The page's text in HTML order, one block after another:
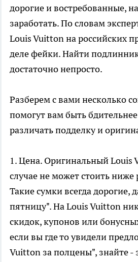
дорогие и востребованные,
заработать. По словам
Louis Vuitton на российских
деле фейки. Найти
достаточно непросто.
Разберем с вами несколько
помогут вам быть
различать подделку и
1. Цена. Оригинальный Louis
случае не может стоить
Такие сумки всегда дорогие,
пятницу". На Louis Vuitton
скидок, купонов или
если вы где то увидели
Vuitton за полцены", знайте -